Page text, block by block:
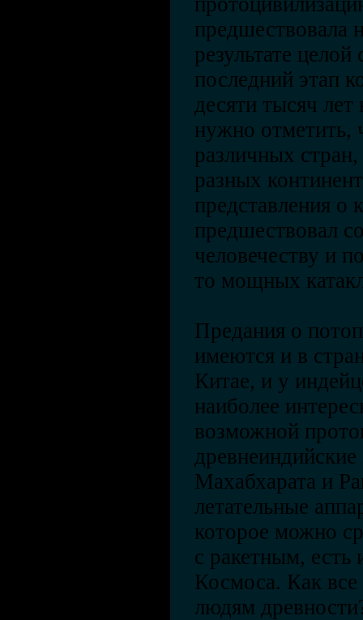
предшествовала
результате
последний этап
десяти тысяч
нужно отметить,
различных
разных
представления о
предшествовал
человечеству и
то мощных
Предания о
имеются и в
Китае, и у
наиболее
возможной
Махабхарата и
летательные
которое можно
с ракетным, есть
Космоса. Как все
людям